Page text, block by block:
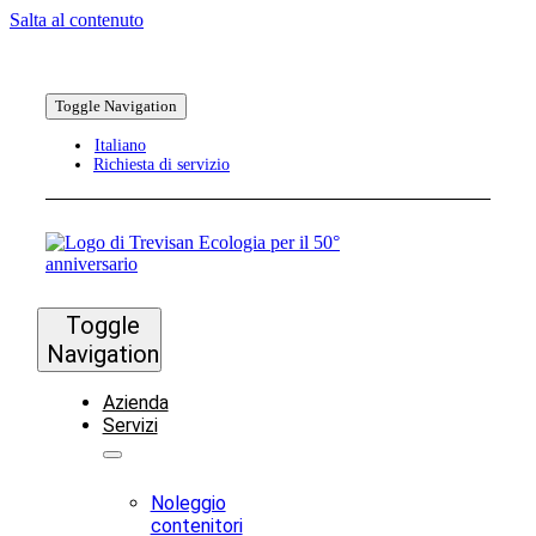
Salta al contenuto
Toggle Navigation
Italiano
Richiesta di servizio
Toggle
Navigation
Azienda
Servizi
Noleggio
contenitori